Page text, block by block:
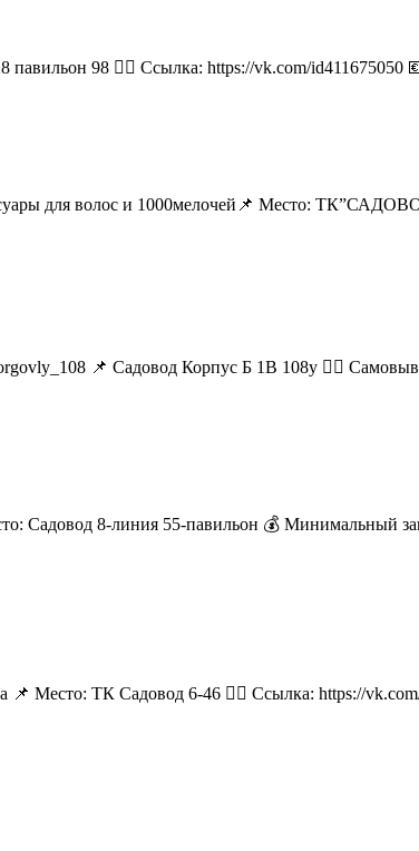
98 👉🏻 Ссылка: https://vk.com/id411675050
для волос и 1000мелочей📌 Место:
📌 Садовод Корпус Б 1В 108у 🚶‍♂
Садовод 8-линия 55-павильон 💰 Минимальный
📌 Место: ТК Садовод 6-46 👉🏻 Ссылка: https://